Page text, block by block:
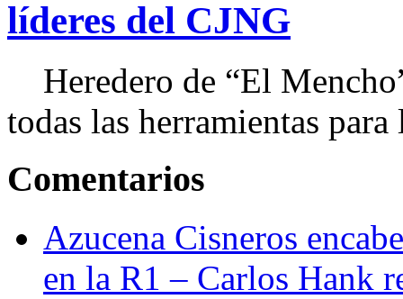
líderes del CJNG
Heredero de “El
todas las herramientas
Comentarios
Azucena Cisneros
en la R1 – Carlos Hank